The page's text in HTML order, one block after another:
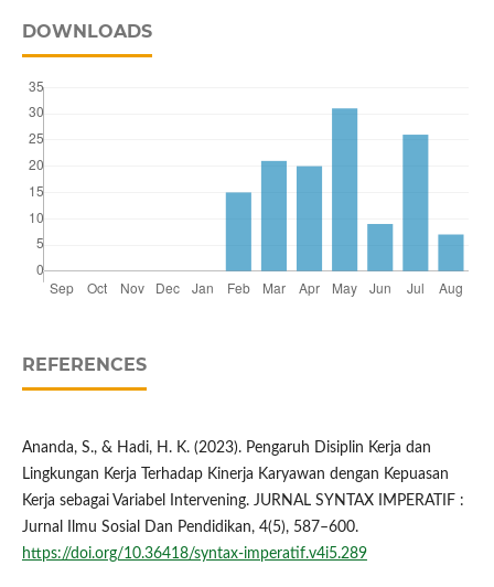
DOWNLOADS
REFERENCES
Ananda, S., & Hadi, H. K. (2023). Pengaruh Disiplin Kerja dan
Lingkungan Kerja Terhadap Kinerja Karyawan dengan Kepuasan
Kerja sebagai Variabel Intervening. JURNAL SYNTAX IMPERATIF :
Jurnal Ilmu Sosial Dan Pendidikan, 4(5), 587–600.
https://doi.org/10.36418/syntax-imperatif.v4i5.289